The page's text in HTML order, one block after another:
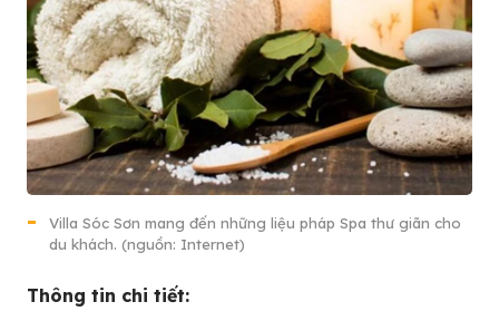
Villa Sóc Sơn mang đến những liệu pháp Spa thư giãn cho
du khách. (nguồn: Internet)
Thông tin chi tiết: